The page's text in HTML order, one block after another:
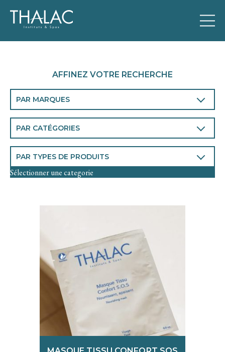
AFFINEZ VOTRE RECHERCHE
PAR MARQUES
THALAC
PAR CATÉGORIES
Visage
PAR TYPES DE PRODUITS
Sélectionner une categorie